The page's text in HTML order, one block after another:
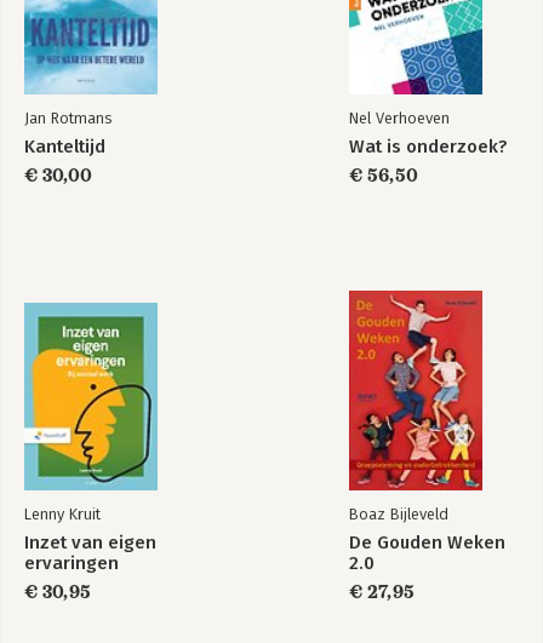
Jan Rotmans
Kanteltijd
€ 30,00
Nel Verhoeven
Wat is onderzoek?
€ 56,50
Lenny Kruit
Inzet van eigen
ervaringen
€ 30,95
Boaz Bijleveld
De Gouden Weken
2.0
€ 27,95